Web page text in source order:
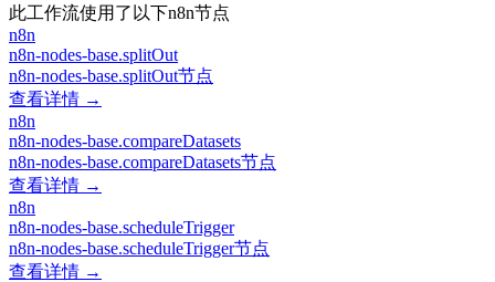
此工作流使用了以下n8n节点
n8n
n8n-nodes-base.splitOut
n8n-nodes-base.splitOut节点
查看详情 →
n8n
n8n-nodes-base.compareDatasets
n8n-nodes-base.compareDatasets节点
查看详情 →
n8n
n8n-nodes-base.scheduleTrigger
n8n-nodes-base.scheduleTrigger节点
查看详情 →